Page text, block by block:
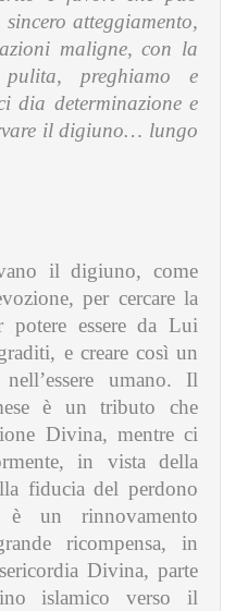
atteggiamento,
maligne, con la
preghiamo e
dia determinazione e
il digiuno… lungo
il digiuno, come
per cercare la
essere da Lui
e creare così un
umano. Il
è un tributo che
Divina, mentre ci
in vista della
fiducia del perdono
un rinnovamento
ricompensa, in
Divina, parte
islamico verso il